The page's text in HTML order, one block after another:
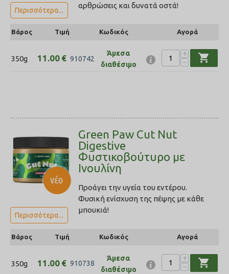
αρθρώσεις και δυνατά οστά!
Περισσότερα...
Βάρος Τιμή Κωδικός Αγορά
350g 11.00 € 910742
Άμεσα
διαθέσιμο
+
−
shopping_cart
Green Paw Cut Nut
Digestive
Φυστικοβούτυρο με
Ινουλίνη
Προάγει την υγεία του εντέρου.
Φυσική ενίσχυση της πέψης με κάθε
μπουκιά!
Περισσότερα...
Βάρος Τιμή Κωδικός Αγορά
350g 11.00 € 910738
Άμεσα
διαθέσιμο
+
−
shopping_cart